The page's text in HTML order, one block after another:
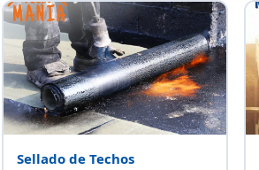
Sellado de Techos